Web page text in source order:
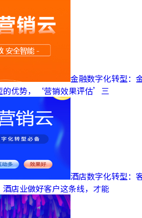
金融数字化转型：
的优势，‘营销效果评估’三
酒店数字化转型：
店业做好客户这条线，才能